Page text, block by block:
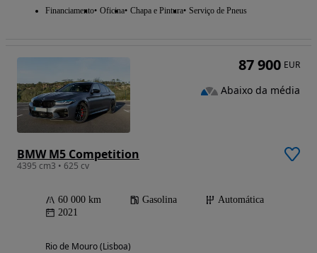
Financiamento Oficina Chapa e Pintura Serviço de Pneus
BMW M5 Competition
4395 cm3 • 625 cv
60 000 km Gasolina
Automática
2021
Rio de Mouro (Lisboa)
87 900 EUR
Abaixo da média